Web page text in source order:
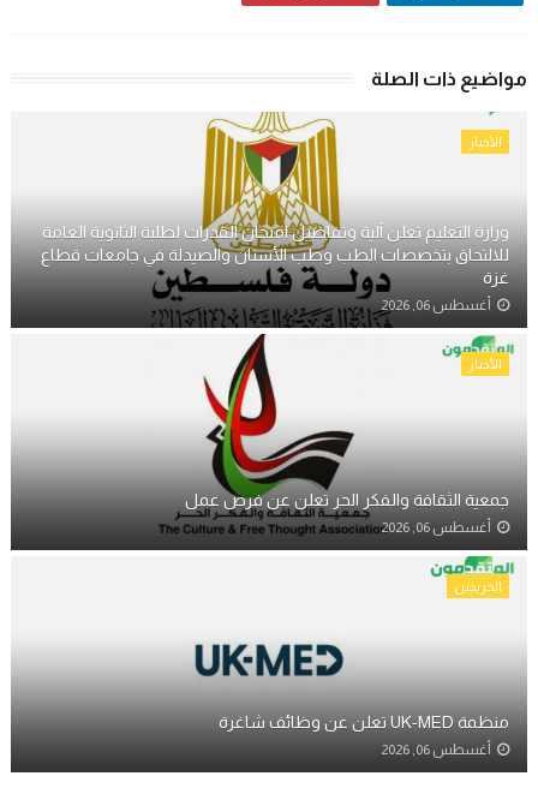
مواضيع ذات الصلة
الأخبار
وزارة التعليم تعلن آلية وتفاصيل امتحان القدرات لطلبة الثانوية العامة
للالتحاق بتخصصات الطب وطب الأسنان والصيدلة في جامعات قطاع
غزة
أغسطس 06, 2026
الأخبار
جمعية الثقافة والفكر الحر تعلن عن فرص عمل
أغسطس 06, 2026
الخريجين
منظمة UK-MED تعلن عن وظائف شاغرة
أغسطس 06, 2026